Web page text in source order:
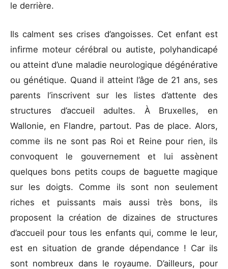
le derrière.
Ils calment ses crises d’angoisses. Cet enfant est
infirme moteur cérébral ou autiste, polyhandicapé
ou atteint d’une maladie neurologique dégénérative
ou génétique. Quand il atteint l’âge de 21 ans, ses
parents l’inscrivent sur les listes d’attente des
structures d’accueil adultes. À Bruxelles, en
Wallonie, en Flandre, partout. Pas de place. Alors,
comme ils ne sont pas Roi et Reine pour rien, ils
convoquent le gouvernement et lui assènent
quelques bons petits coups de baguette magique
sur les doigts. Comme ils sont non seulement
riches et puissants mais aussi très bons, ils
proposent la création de dizaines de structures
d’accueil pour tous les enfants qui, comme le leur,
est en situation de grande dépendance ! Car ils
sont nombreux dans le royaume. D’ailleurs, pour